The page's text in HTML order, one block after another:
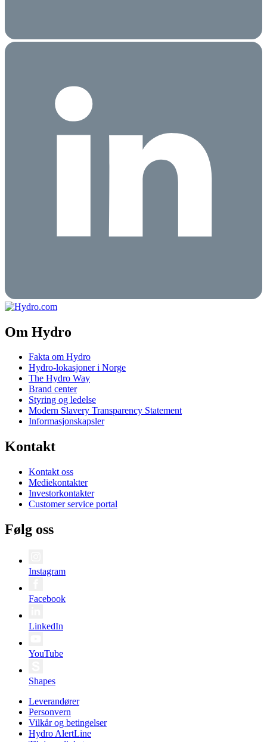
Om Hydro
Fakta om Hydro
Hydro-lokasjoner i Norge
The Hydro Way
Brand center
Styring og ledelse
Modern Slavery Transparency Statement
Informasjonskapsler
Kontakt
Kontakt oss
Mediekontakter
Investorkontakter
Customer service portal
Følg oss
Instagram
Facebook
LinkedIn
YouTube
Shapes
Leverandører
Personvern
Vilkår og betingelser
Hydro AlertLine